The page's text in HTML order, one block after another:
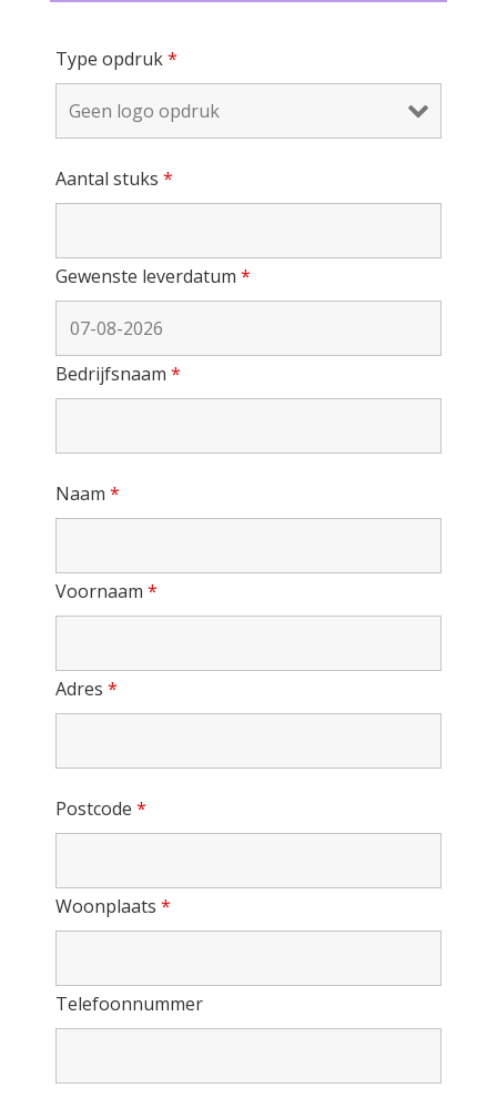
Type opdruk*
Aantal stuks *
Gewenste leverdatum *
Bedrijfsnaam *
Naam *
Voornaam *
Adres *
Postcode *
Woonplaats *
Telefoonnummer